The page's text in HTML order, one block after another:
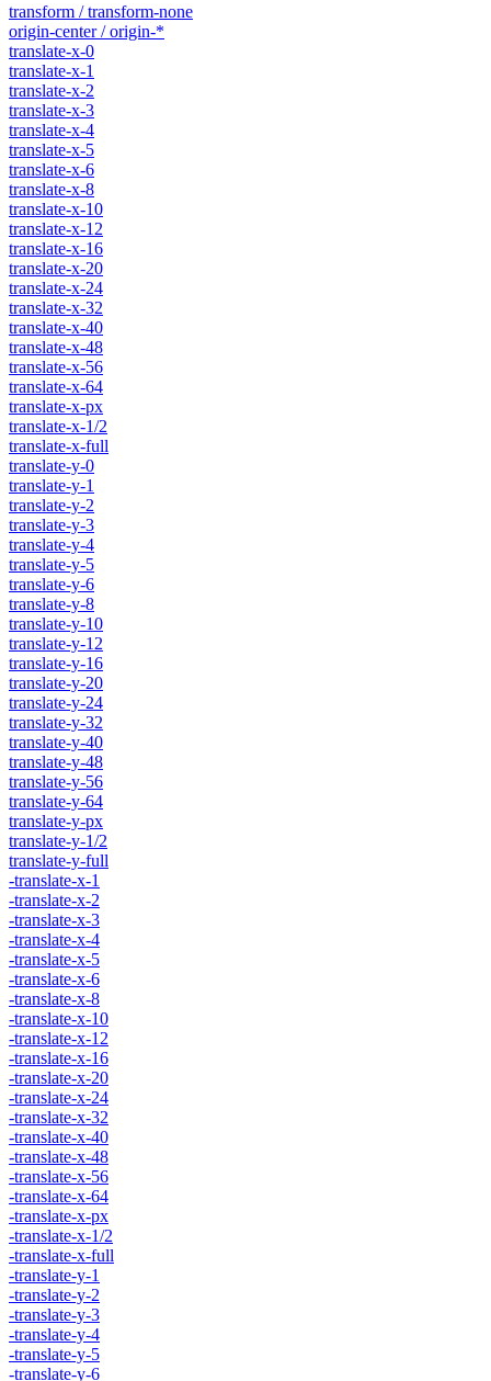
transform / transform-none
origin-center / origin-*
translate-x-0
translate-x-1
translate-x-2
translate-x-3
translate-x-4
translate-x-5
translate-x-6
translate-x-8
translate-x-10
translate-x-12
translate-x-16
translate-x-20
translate-x-24
translate-x-32
translate-x-40
translate-x-48
translate-x-56
translate-x-64
translate-x-px
translate-x-1/2
translate-x-full
translate-y-0
translate-y-1
translate-y-2
translate-y-3
translate-y-4
translate-y-5
translate-y-6
translate-y-8
translate-y-10
translate-y-12
translate-y-16
translate-y-20
translate-y-24
translate-y-32
translate-y-40
translate-y-48
translate-y-56
translate-y-64
translate-y-px
translate-y-1/2
translate-y-full
-translate-x-1
-translate-x-2
-translate-x-3
-translate-x-4
-translate-x-5
-translate-x-6
-translate-x-8
-translate-x-10
-translate-x-12
-translate-x-16
-translate-x-20
-translate-x-24
-translate-x-32
-translate-x-40
-translate-x-48
-translate-x-56
-translate-x-64
-translate-x-px
-translate-x-1/2
-translate-x-full
-translate-y-1
-translate-y-2
-translate-y-3
-translate-y-4
-translate-y-5
-translate-y-6